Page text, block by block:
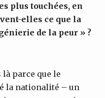
plus touchées, en
elles ce que la
de la peur » ?
parce que le
la nationalité – un